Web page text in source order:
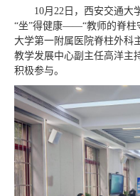
10月22日，西安交通大
“坐”得健康——“教师的脊柱
大学第一附属医院脊柱外科
教学发展中心副主任高洋主
积极参与。